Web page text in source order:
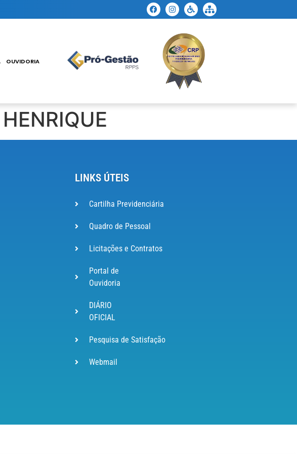
OUVIDORIA
LINKS ÚTEIS
Cartilha Previdenciária
Quadro de Pessoal
Licitações e Contratos
Portal de
Ouvidoria
DIÁRIO
OFICIAL
Pesquisa de Satisfação
Webmail